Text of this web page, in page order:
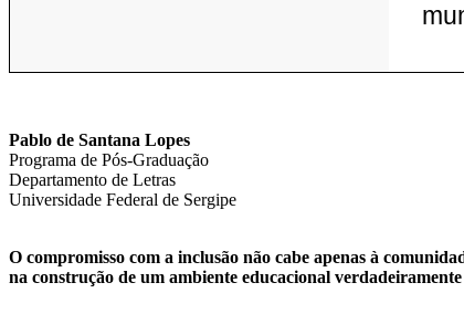
Pablo de Santana Lopes
Programa de Pós-Graduação
Departamento de Letras
Universidade Federal de Sergipe
O compromisso com a inclusão não cabe apenas à
na construção de um ambiente educacional